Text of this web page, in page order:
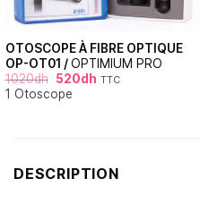
OTOSCOPE À FIBRE OPTIQUE
OP-OT01 /OPTIMIUM PRO
1020dh 520dh TTC
1 Otoscope
DESCRIPTION